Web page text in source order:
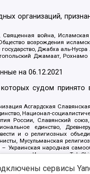
организаций,
война, Исламская
возрождения
Джабха аль-
Джамаат, Рохнамо
на06.12.2021
судом
Асгардская
Национал-
России, Славянский
единство,
и о религиозных
Мусульманская
народная
Инициатива,
правозащитная
сервисы